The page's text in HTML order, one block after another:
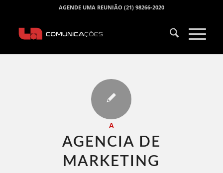
AGENDE UMA REUNIÃO (21) 98266-2020
A
AGENCIA DE
MARKETING